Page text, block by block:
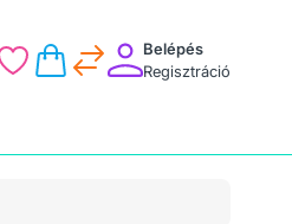
Belépés
Regisztráció